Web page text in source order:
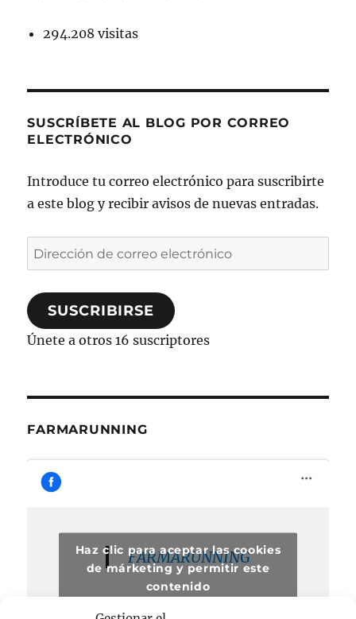
294.208 visitas
SUSCRÍBETE AL BLOG POR CORREO
ELECTRÓNICO
Introduce tu correo electrónico para suscribirte
a este blog y recibir avisos de nuevas entradas.
Dirección
de
correo
electrónico
SUSCRIBIRSE
Únete a otros 16 suscriptores
FARMARUNNING
FARMARUNNING
Haz clic para aceptar las cookies
de márketing y permitir este
contenido